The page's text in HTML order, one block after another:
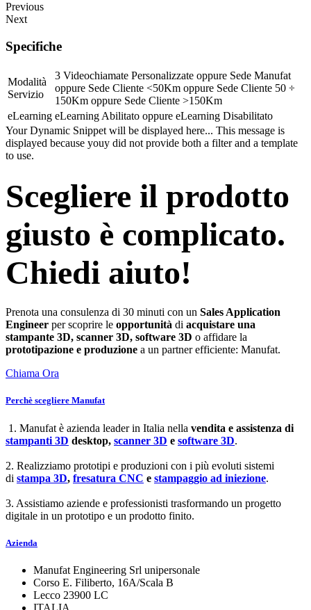
Previous
Next
Specifiche
Modalità
Servizio
3 Videochiamate Personalizzate oppure Sede Manufat
oppure Sede Cliente <50Km oppure Sede Cliente 50 ÷
150Km oppure Sede Cliente >150Km
eLearning eLearning Abilitato oppure eLearning Disabilitato
Your Dynamic Snippet will be displayed here... This message is
displayed because youy did not provide both a filter and a template
to use.
Scegliere il prodotto
giusto è complicato.
Chiedi aiuto!
Prenota una consulenza di 30 minuti con un Sales Application
Engineer per scoprire le opportunità di acquistare una
stampante 3D, scanner 3D, software 3D o affidare la
prototipazione e produzione a un partner efficiente: Manufat.
Chiama Ora
Perchè scegliere Manufat
1. Manufat è azienda leader in Italia nella vendita e assistenza di
stampanti 3D desktop, scanner 3D e software 3D.
2. Realizziamo prototipi e produzioni con i più evoluti sistemi
di stampa 3D, fresatura CNC e stampaggio ad iniezione.
3. Assistiamo aziende e professionisti trasformando un progetto
digitale in un prototipo e un prodotto finito.
Azienda
Manufat Engineering Srl unipersonale
Corso E. Filiberto, 16A/Scala B
Lecco 23900 LC
ITALIA